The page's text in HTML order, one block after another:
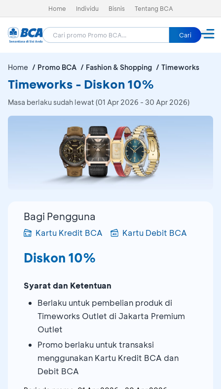
Home Individu Bisnis Tentang BCA
Cari
Home Promo BCA Fashion & Shopping Timeworks
Timeworks - Diskon 10%
Masa berlaku sudah lewat (01 Apr 2026 - 30 Apr 2026)
Bagi Pengguna
Kartu Kredit BCA Kartu Debit BCA
Diskon 10%
Syarat dan Ketentuan
Berlaku untuk pembelian produk di
Timeworks Outlet di Jakarta Premium
Outlet
Promo berlaku untuk transaksi
menggunakan Kartu Kredit BCA dan
Debit BCA